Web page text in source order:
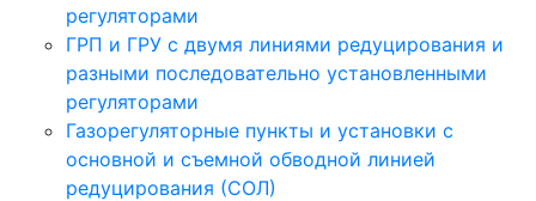
регуляторами
ГРП и ГРУ с двумя линиями редуцирования и
разными последовательно установленными
регуляторами
Газорегуляторные пункты и установки с
основной и съемной обводной линией
редуцирования (СОЛ)